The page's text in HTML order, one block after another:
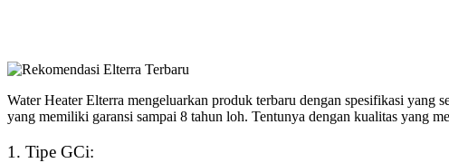
Water Heater Elterra mengeluarkan produk terbaru dengan spesifikasi
yang memiliki garansi sampai 8 tahun loh. Tentunya dengan kualitas yang
1. Tipe GCi: